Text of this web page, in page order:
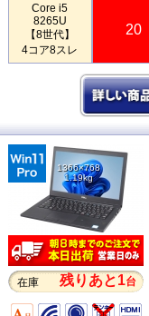
Core i5
8265U
【8世代】
4コア8スレ
20
1366×768
1.19kg
在庫 残りあと1台